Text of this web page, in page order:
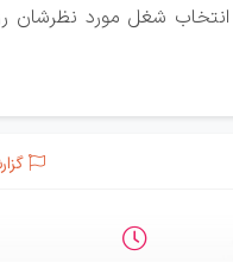
انتخاب شغل مورد نظرشان